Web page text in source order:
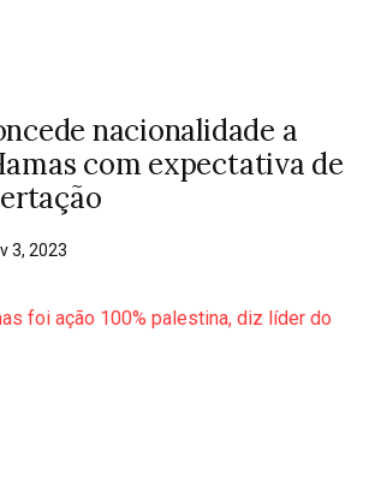
nacionalidade a
com expectativa de
3, 2023